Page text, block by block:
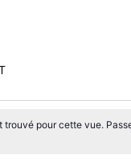
trouvé pour cette vue.